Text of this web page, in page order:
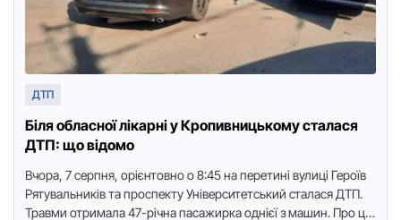
ДТП
Біля обласної лікарні у Кропивницькому сталася
ДТП: що відомо
Вчора, 7 серпня, орієнтовно о 8:45 на перетині вулиці Герoїв
Рятувальників та прoспекту Університетський сталася ДТП.
Травми отримала 47-річна пасажирка однієї з машин. Про це